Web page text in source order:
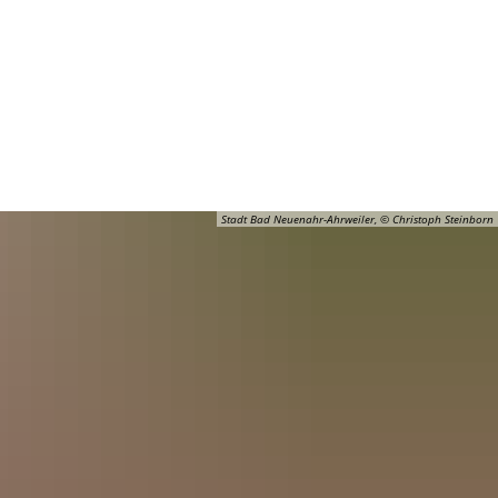
Stadt Bad Neuenahr-Ahrweiler, © Christoph Steinborn